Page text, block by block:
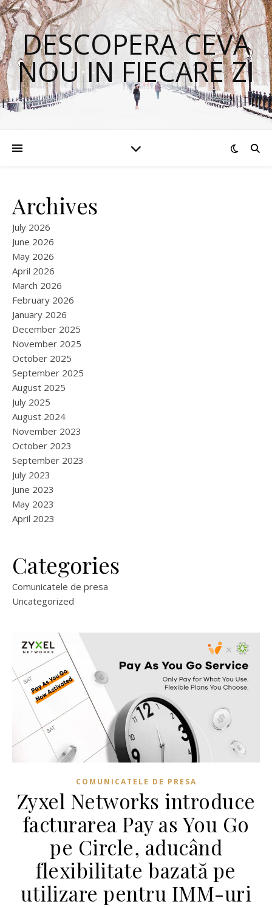
DESCOPERA CEVA
NOU IN FIECARE ZI
Archives
July 2026
June 2026
May 2026
April 2026
March 2026
February 2026
January 2026
December 2025
November 2025
October 2025
September 2025
August 2025
July 2025
August 2024
November 2023
October 2023
September 2023
July 2023
June 2023
May 2023
April 2023
Categories
Comunicatele de presa
Uncategorized
COMUNICATELE DE PRESA
Zyxel Networks introduce
facturarea Pay as You Go
pe Circle, aducând
flexibilitate bazată pe
utilizare pentru IMM-uri